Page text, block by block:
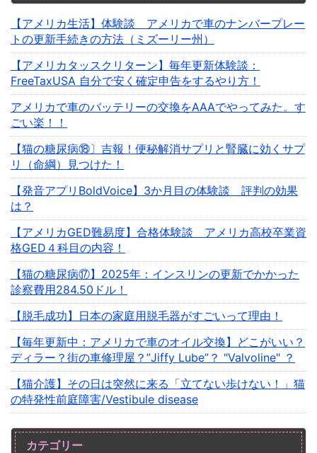
【アメリカ生活】体験談 アメリカで車のナンバープレー
トの更新手続きの方法（ミズーリー州）
【アメリカタッスクリターン】毎年更新体験談：
FreeTaxUSA 自分で安く確定申告をするやり方！
アメリカで車のバッテリーの交換をAAAでやってみた。す
ごい楽！！
【猫の糖尿病⑱〕吉報！便秘解消サプリと腎臓に効くサプ
リ（命綱）見つけた！
【発音アプリBoldVoice】3か月目の体験談 評判の効果
は？
【アメリカGED難易度】合格体験談 アメリカ高校卒業資
格GED４科目の内容！
【猫の糖尿病⑰】2025年：インスリンの更新でかかった
診察費用284.50ドル！
【脱毛成功】日本の家庭用脱毛器がすごいって理由！
【毎年更新中：アメリカで車のオイル交換】どこがいい？
ディラー？街の車修理屋？”Jiffy Lube”？ "Valvoline" ？
【猫介護】その日は突然に来る「立てない歩けない！」猫
の特発性前庭障害/Vestibule disease
カテゴリー